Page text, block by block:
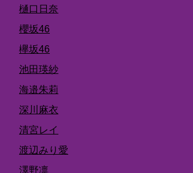
樋口日奈
櫻坂46
欅坂46
池田瑛紗
海邉朱莉
深川麻衣
清宮レイ
渡辺みり愛
澤野凛